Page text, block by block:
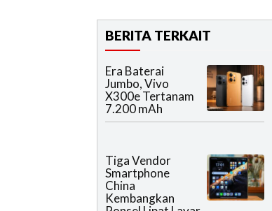
BERITA TERKAIT
Era Baterai
Jumbo, Vivo
X300e Tertanam
7.200 mAh
Tiga Vendor
Smartphone
China
Kembangkan